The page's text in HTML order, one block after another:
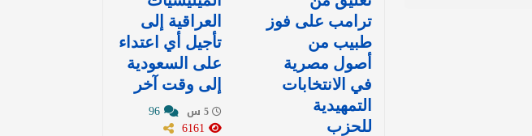
ترامب على فوز
طبيب من
أصول مصرية
في الانتخابات
التمهيدية
للحزب
العراقية إلى
تأجيل أي اعتداء
على السعودية
إلى وقت آخر